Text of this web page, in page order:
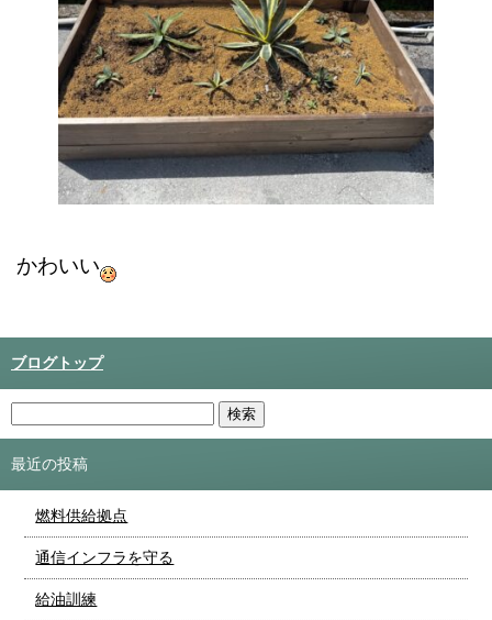
かわいい
ブログトップ
最近の投稿
燃料供給拠点
通信インフラを守る
給油訓練